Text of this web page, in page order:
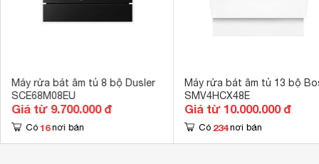
Máy rửa bát âm tủ 8 bộ Dusler
SCE68M08EU
Giá từ 9.700.000 đ
Có 16 nơi bán
Máy rửa bát âm tủ 13 bộ
SMV4HCX48E
Giá từ 10.000.000 đ
Có 234 nơi bán